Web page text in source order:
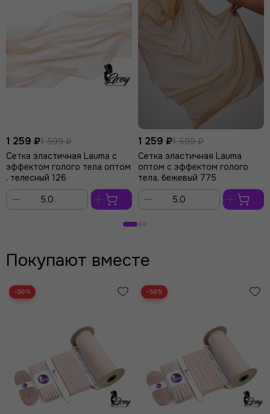
1 259 ₽1 599 ₽
Сетка эластичная Lauma с
эффектом голого тела оптом
, телесный 126
корзину
1 259 ₽1 599 ₽
Сетка эластичная Lauma
оптом с эффектом голого
тела, бежевый 775
Покупают вместе
−30% −30%